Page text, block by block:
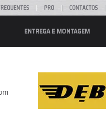
PRO CONTACTOS
ENTREGA E MONTAGEM